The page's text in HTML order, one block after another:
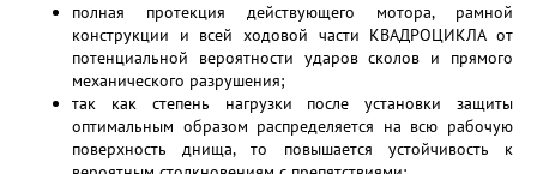
полная протекция действующего мотора, рамной
конструкции и всей ходовой части КВАДРОЦИКЛА от
потенциальной вероятности ударов сколов и прямого
механического разрушения;
так как степень нагрузки после установки защиты
оптимальным образом распределяется на всю рабочую
поверхность днища, то повышается устойчивость к